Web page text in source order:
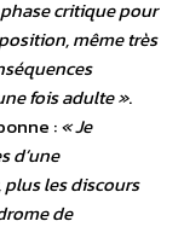
critique pour
même très
fois adulte ».
:« Je
d’une
les discours
de